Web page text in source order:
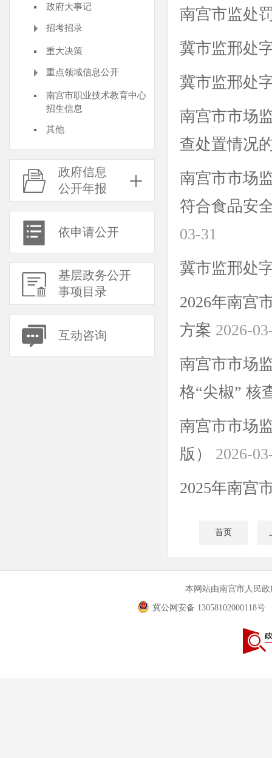
政府大事记
招考招录
重大决策
重点领域信息公开
南宫市职业技术教育中心
招生信息
其他
政府信息
公开年报
依申请公开
基层政务公开
事项目录
互动咨询
南宫市监处
冀市监邢处
冀市监邢处
南宫市市场
查处置情况
南宫市市场
符合食品安
03-31
冀市监邢处
2026年南宫
方案 2026-
南宫市市场
格“尖椒” 核
南宫市市场
版）
2026-
2025年南宫
首页
本网站由南宫市人民
冀公网安备 13058102000118号